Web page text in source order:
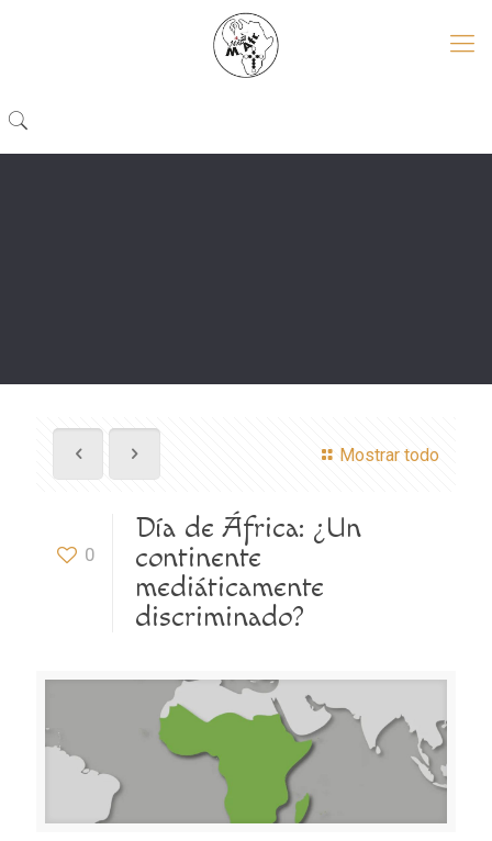
Mostrar todo
0
Día de África: ¿Un
continente
mediáticamente
discriminado?